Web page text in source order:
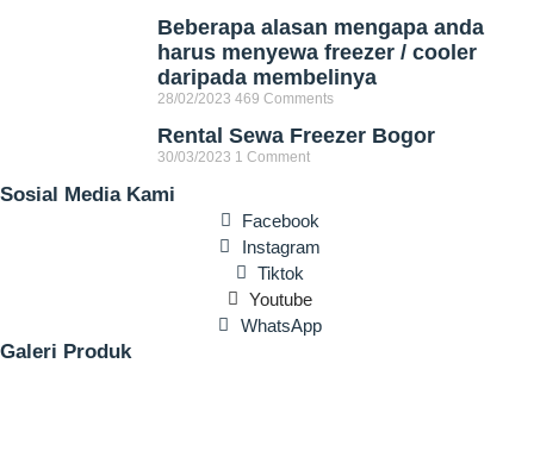
Beberapa alasan mengapa anda
harus menyewa freezer / cooler
daripada membelinya
28/02/2023 469 Comments
Rental Sewa Freezer Bogor
30/03/2023 1 Comment
Sosial Media Kami
Facebook
Instagram
Tiktok
Youtube
WhatsApp
Galeri Produk